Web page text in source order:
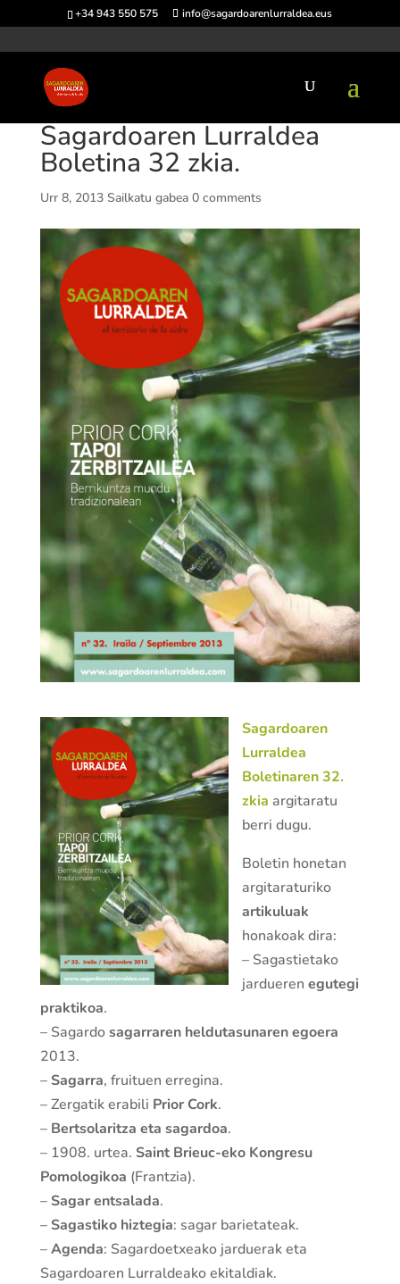
+34 943 550 575 info@sagardoarenlurraldea.eus
Sagardoaren Lurraldea
Boletina 32 zkia.
Urr 8, 2013 Sailkatu gabea 0 comments
Sagardoaren
Lurraldea
Boletinaren 32.
zkia argitaratu
berri dugu.
Boletin honetan
argitaraturiko
artikuluak
honakoak dira:
– Sagastietako
jardueren egutegi
praktikoa.
– Sagardosagarraren heldutasunaren egoera
2013.
– Sagarra, fruituen erregina.
– Zergatik erabili Prior Cork.
– Bertsolaritza eta sagardoa.
– 1908. urtea. Saint Brieuc-eko Kongresu
Pomologikoa (Frantzia).
– Sagar entsalada.
– Sagastiko hiztegia: sagar barietateak.
–Agenda: Sagardoetxeako jarduerak eta
Sagardoaren Lurraldeako ekitaldiak.